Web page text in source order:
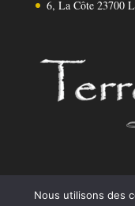
6, La Côte 23700
Nous utilisons des